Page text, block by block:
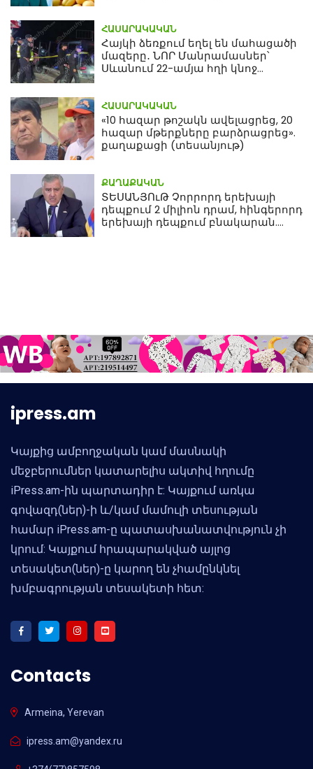
ՀԱՍԱՐԱԿԱԿԱՆ
Հայկի ձեռքում եղել են մահացածի
մազերը․ ՆՈՐ Մանրամասներ՝
Սևանում 22-ամյա հղի կնոջ
ՀԱՍԱՐԱԿԱԿԱՆ
«10 հազար թոշակն ավելացրեց, 20
հազար մթերքները բարձրացրեց».
քաղաքացի (տեսանյութ)
ՔԱՂԱՔԱԿԱՆ
ՏԵՍԱՆՅՈւԹ Չորրորդ երեխայի
դեպքում 2 միլիոն դրամ, հինգերորդ
երեխայի դեպքում բնակարան.
ipress.am
Կայքից ամբողջական կամ մասնակի
մեջբերումներ կատարելիս ակտիվ հղումը
iPress.am-ին պարտադիր է: Կայքում առկա
գովազդ(ներ)-ի և/կամ մամուլի տեսության
համար iPress.am-ը պատասխանատվություն չի
կրում: Կայքում հրապարակված այլոց
տեսակետ(ներ)-ը կարող են չհամընկնել
խմբագրության տեսակետի հետ:
Contacts
Armeina, Yerevan
ipress.am@yandex.ru